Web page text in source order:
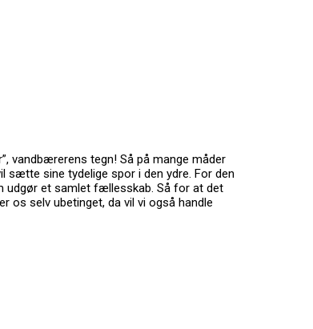
vandbærerens tegn! Så på mange måder
sætte sine tydelige spor i den ydre. For den
udgør et samlet fællesskab. Så for at det
os selv ubetinget, da vil vi også handle